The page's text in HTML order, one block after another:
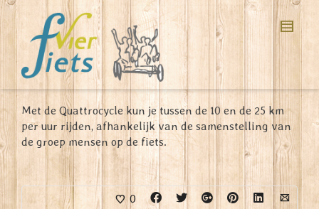
Met de Quattrocycle kun je tussen de 10 en de 25 km
per uur rijden, afhankelijk van de samenstelling van
de groep mensen op de fiets.
0